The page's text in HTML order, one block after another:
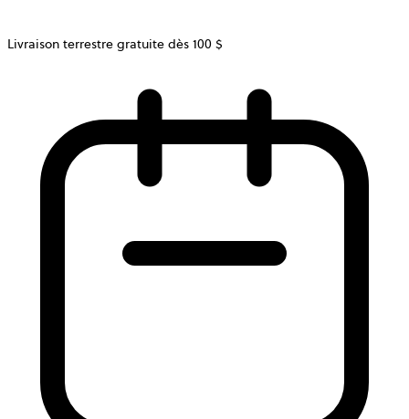
Livraison terrestre gratuite dès 100 $